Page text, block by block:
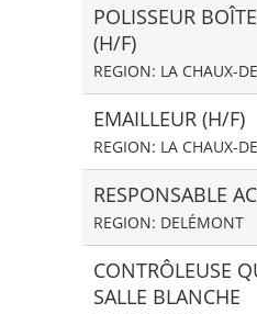
POLISSEUR
(H/F)
REGION: LA CHAUX-
EMAILLEUR (H/F)
REGION: LA CHAUX-
RESPONSABLE
REGION: DELÉMONT
CONTRÔLEUSE
SALLE BLANCHE